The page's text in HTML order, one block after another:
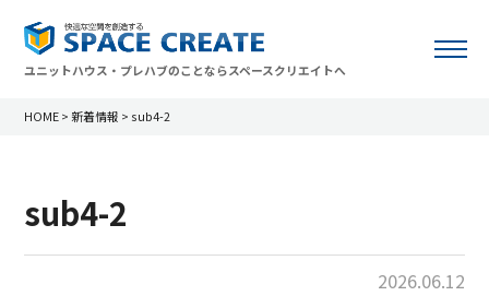
ユニットハウス・プレハブのことならスペースクリエイトへ
HOME > 新着情報 > sub4-2
sub4-2
2026.06.12